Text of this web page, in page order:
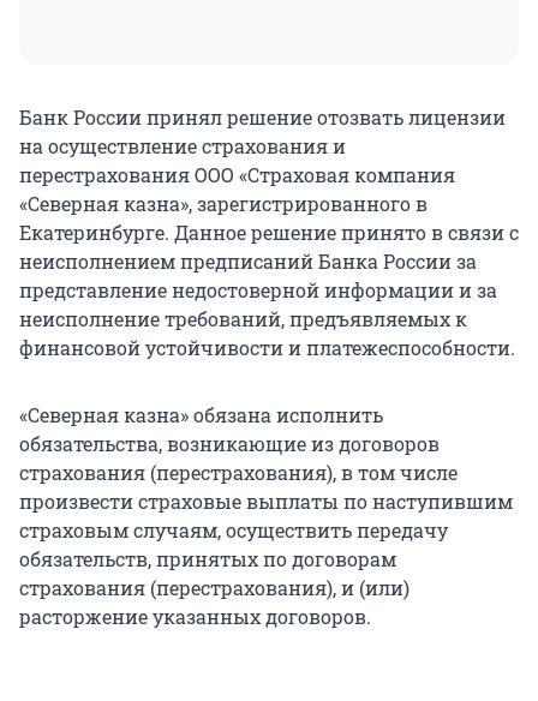
Банк России принял решение отозвать лицензии
на осуществление страхования и
перестрахования ООО «Страховая компания
«Северная казна», зарегистрированного в
Екатеринбурге. Данное решение принято в связи с
неисполнением предписаний Банка России за
представление недостоверной информации и за
неисполнение требований, предъявляемых к
финансовой устойчивости и платежеспособности.
«Северная казна» обязана исполнить
обязательства, возникающие из договоров
страхования (перестрахования), в том числе
произвести страховые выплаты по наступившим
страховым случаям, осуществить передачу
обязательств, принятых по договорам
страхования (перестрахования), и (или)
расторжение указанных договоров.